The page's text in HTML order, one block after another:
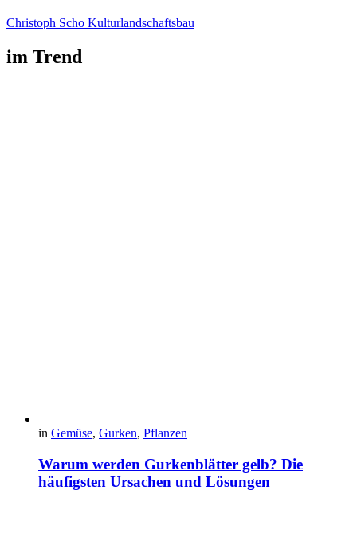
Christoph Scho Kulturlandschaftsbau
im Trend
in Gemüse, Gurken, Pflanzen
Warum werden Gurkenblätter gelb? Die
häufigsten Ursachen und Lösungen